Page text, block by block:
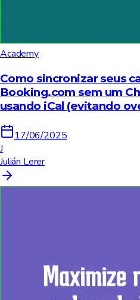
Academy
Como sincronizar seus
Booking.com sem um
usando iCal (evitando
17/06/2025
J
Julián Lerer